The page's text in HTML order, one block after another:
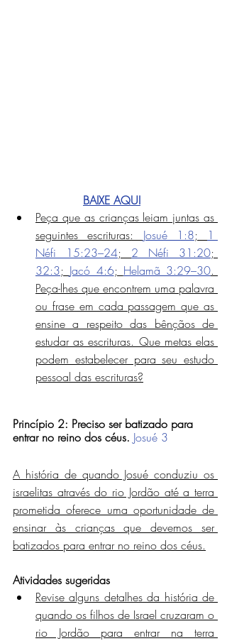
BAIXE AQUI
Peça que as crianças leiam juntas as
seguintes escrituras: Josué 1:8;
1
Néfi 15:23–24; 2 Néfi 31:20
32:3; Jacó 4:6; Helamã 3:29–30.
Peça-lhes que encontrem uma palavra
ou frase em cada passagem que as
ensine a respeito das bênçãos de
estudar as escrituras. Que metas elas
podem estabelecer para seu estudo
pessoal das escrituras?
Princípio 2: Preciso ser batizado para
entrar no reino dos céus. Josué 3
A história de quando Josué conduziu os
israelitas através do rio Jordão até a terra
prometida oferece uma oportunidade de
ensinar às crianças que devemos ser
batizados para entrar no reino dos céus.
Atividades sugeridas
Revise alguns detalhes da história de
quando os filhos de Israel cruzaram o
rio Jordão para entrar na terra